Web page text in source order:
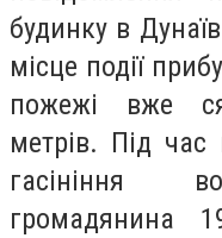
будинку в
місце події
пожежі вже
метрів. Під час
гасініння
громадянина